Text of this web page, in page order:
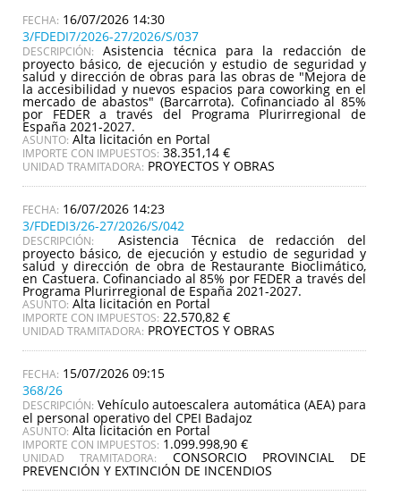
16/07/2026 14:30
3/FDEDI7/2026-27/2026/S/037
DESCRIPCIÓN: Asistencia técnica para la redacción de
proyecto básico, de ejecución y estudio de seguridad y
salud y dirección de obras para las obras de "Mejora de
la accesibilidad y nuevos espacios para coworking en el
mercado de abastos" (Barcarrota). Cofinanciado al 85%
por FEDER a través del Programa Plurirregional de
España 2021-2027.
ASUNTO: Alta licitación en Portal
IMPORTE CON IMPUESTOS: 38.351,14 €
UNIDAD TRAMITADORA: PROYECTOS Y OBRAS
16/07/2026 14:23
3/FDEDI3/26-27/2026/S/042
DESCRIPCIÓN: Asistencia Técnica de redacción del
proyecto básico, de ejecución y estudio de seguridad y
salud y dirección de obra de Restaurante Bioclimático,
en Castuera. Cofinanciado al 85% por FEDER a través del
Programa Plurirregional de España 2021-2027.
ASUNTO: Alta licitación en Portal
IMPORTE CON IMPUESTOS: 22.570,82 €
UNIDAD TRAMITADORA: PROYECTOS Y OBRAS
15/07/2026 09:15
368/26
DESCRIPCIÓN: Vehículo autoescalera automática (AEA) para
el personal operativo del CPEI Badajoz
ASUNTO: Alta licitación en Portal
IMPORTE CON IMPUESTOS: 1.099.998,90 €
UNIDAD TRAMITADORA: CONSORCIO PROVINCIAL DE
PREVENCIÓN Y EXTINCIÓN DE INCENDIOS